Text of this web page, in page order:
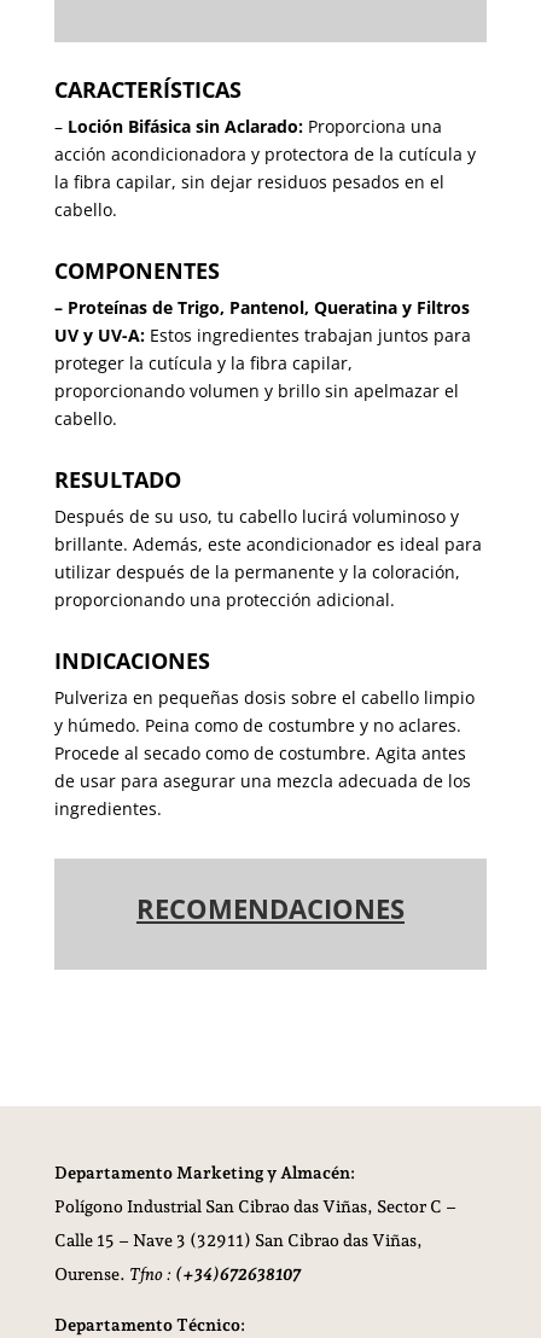
CARACTERÍSTICAS
– Loción Bifásica sin Aclarado:Proporciona una
acción acondicionadora y protectora de la cutícula y
la fibra capilar, sin dejar residuos pesados en el
cabello.
COMPONENTES
– Proteínas de Trigo, Pantenol, Queratina y Filtros
UV y UV-A:Estos ingredientes trabajan juntos para
proteger la cutícula y la fibra capilar,
proporcionando volumen y brillo sin apelmazar el
cabello.
RESULTADO
Después de su uso, tu cabello lucirá voluminoso y
brillante. Además, este acondicionador es ideal para
utilizar después de la permanente y la coloración,
proporcionando una protección adicional.
INDICACIONES
Pulveriza en pequeñas dosis sobre el cabello limpio
y húmedo. Peina como de costumbre y no aclares.
Procede al secado como de costumbre. Agita antes
de usar para asegurar una mezcla adecuada de los
ingredientes.
RECOMENDACIONES
Departamento Marketing y Almacén:
Polígono Industrial San Cibrao das Viñas, Sector C –
Calle 15 – Nave 3 (32911) San Cibrao das Viñas,
Ourense. Tfno : (+34)672638107
Departamento Técnico: